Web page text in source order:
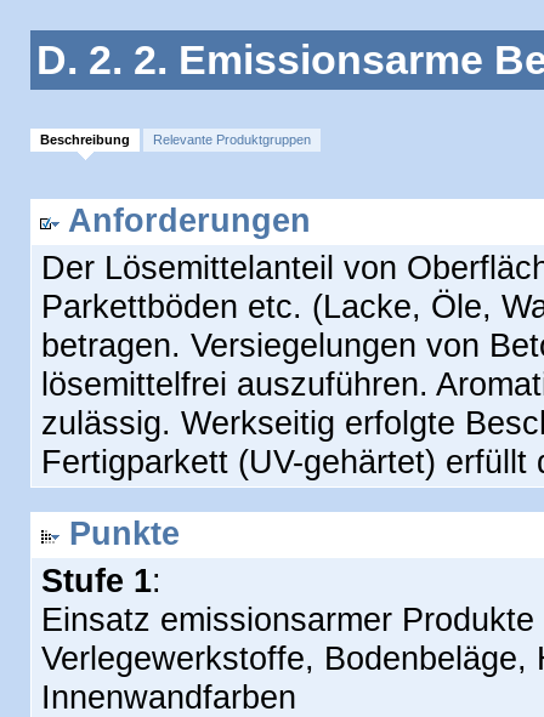
D. 2. 2. Emissionsarme
Beschreibung Relevante Produktgruppen
Anforderungen
Der Lösemittelanteil von
Parkettböden etc. (Lacke, Öle,
betragen. Versiegelungen von
lösemittelfrei auszuführen.
zulässig. Werkseitig erfolgte
Fertigparkett (UV-gehärtet) erfüllt
Punkte
Stufe 1:
Einsatz emissionsarmer
Verlegewerkstoffe,
Innenwandfarben